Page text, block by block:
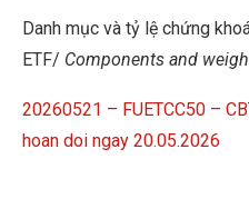
Danh mục và tỷ lệ chứng
ETF/ Components and
20260521 – FUETCC50 –
hoan doi ngay 20.05.2026